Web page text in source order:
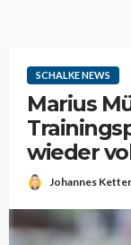
SCHALKE NEWS
Marius
wieder
Johannes